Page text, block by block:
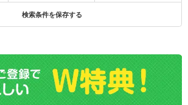
検索条件を保存する